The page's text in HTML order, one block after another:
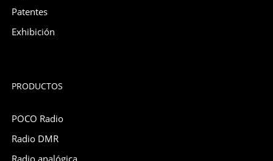
Patentes
Exhibición
PRODUCTOS
POCO Radio
Radio DMR
Radio analógica